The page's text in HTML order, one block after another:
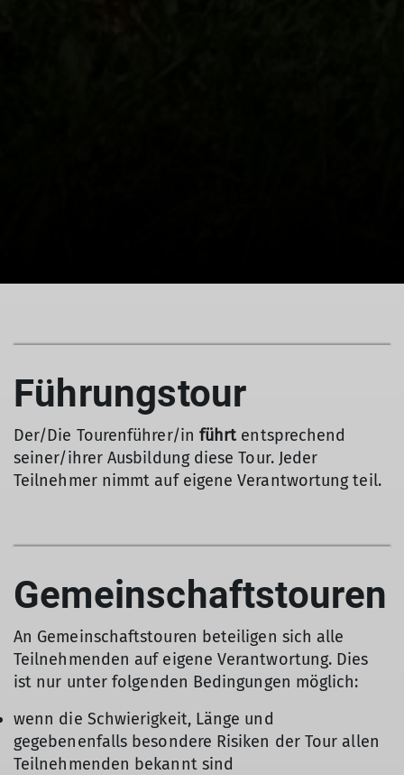
Führungstour
Der/Die Tourenführer/in führt entsprechend
seiner/ihrer Ausbildung diese Tour. Jeder
Teilnehmer nimmt auf eigene Verantwortung teil.
Gemeinschaftstouren
An Gemeinschaftstouren beteiligen sich alle
Teilnehmenden auf eigene Verantwortung. Dies
ist nur unter folgenden Bedingungen möglich:
wenn die Schwierigkeit, Länge und
gegebenenfalls besondere Risiken der Tour allen
Teilnehmenden bekannt sind